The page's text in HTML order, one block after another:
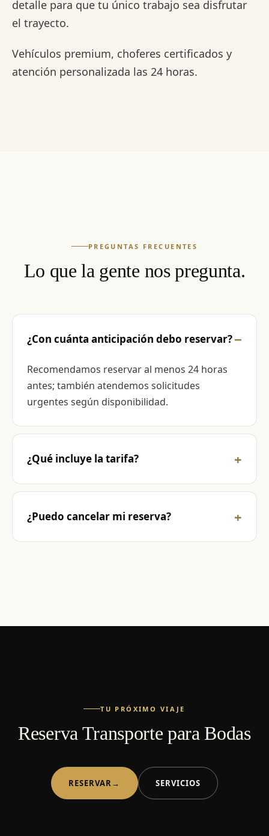
detalle para que tu único trabajo sea disfrutar
el trayecto.
Vehículos premium, choferes certificados y
atención personalizada las 24 horas.
PREGUNTAS FRECUENTES
Lo que la gente nos pregunta.
¿Con cuánta anticipación debo reservar?
Recomendamos reservar al menos 24 horas
antes; también atendemos solicitudes
urgentes según disponibilidad.
¿Qué incluye la tarifa?
¿Puedo cancelar mi reserva?
TU PRÓXIMO VIAJE
Reserva Transporte para Bodas
RESERVAR→ SERVICIOS